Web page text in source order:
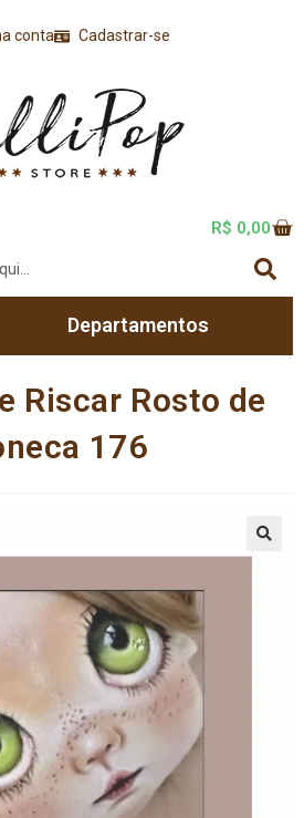
Cadastrar-se
conta
R$ 0,00
Departamentos
Riscar Rosto de
176